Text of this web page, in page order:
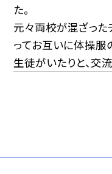
た。
元々両校が混ざった
ってお互いに体操服
生徒がいたりと、交